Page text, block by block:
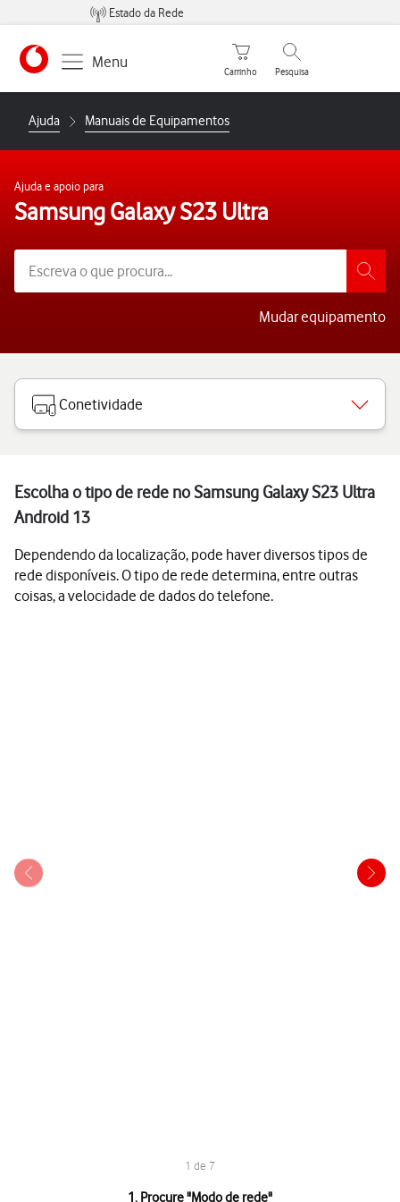
Estado da Rede
https://www.vodafone.pt
Menu
Carrinho de compras
Carrinho
Pesquisar
Pesquisa
Ajuda Manuais de Equipamentos
Ajuda e apoio para
Samsung Galaxy S23 Ultra
Mudar equipamento
Conetividade
Escolha o tipo de rede no Samsung Galaxy S23 Ultra
Android 13
Dependendo da localização, pode haver diversos tipos de
rede disponíveis. O tipo de rede determina, entre outras
coisas, a velocidade de dados do telefone.
1 de 7
1. Procure "Modo de rede"